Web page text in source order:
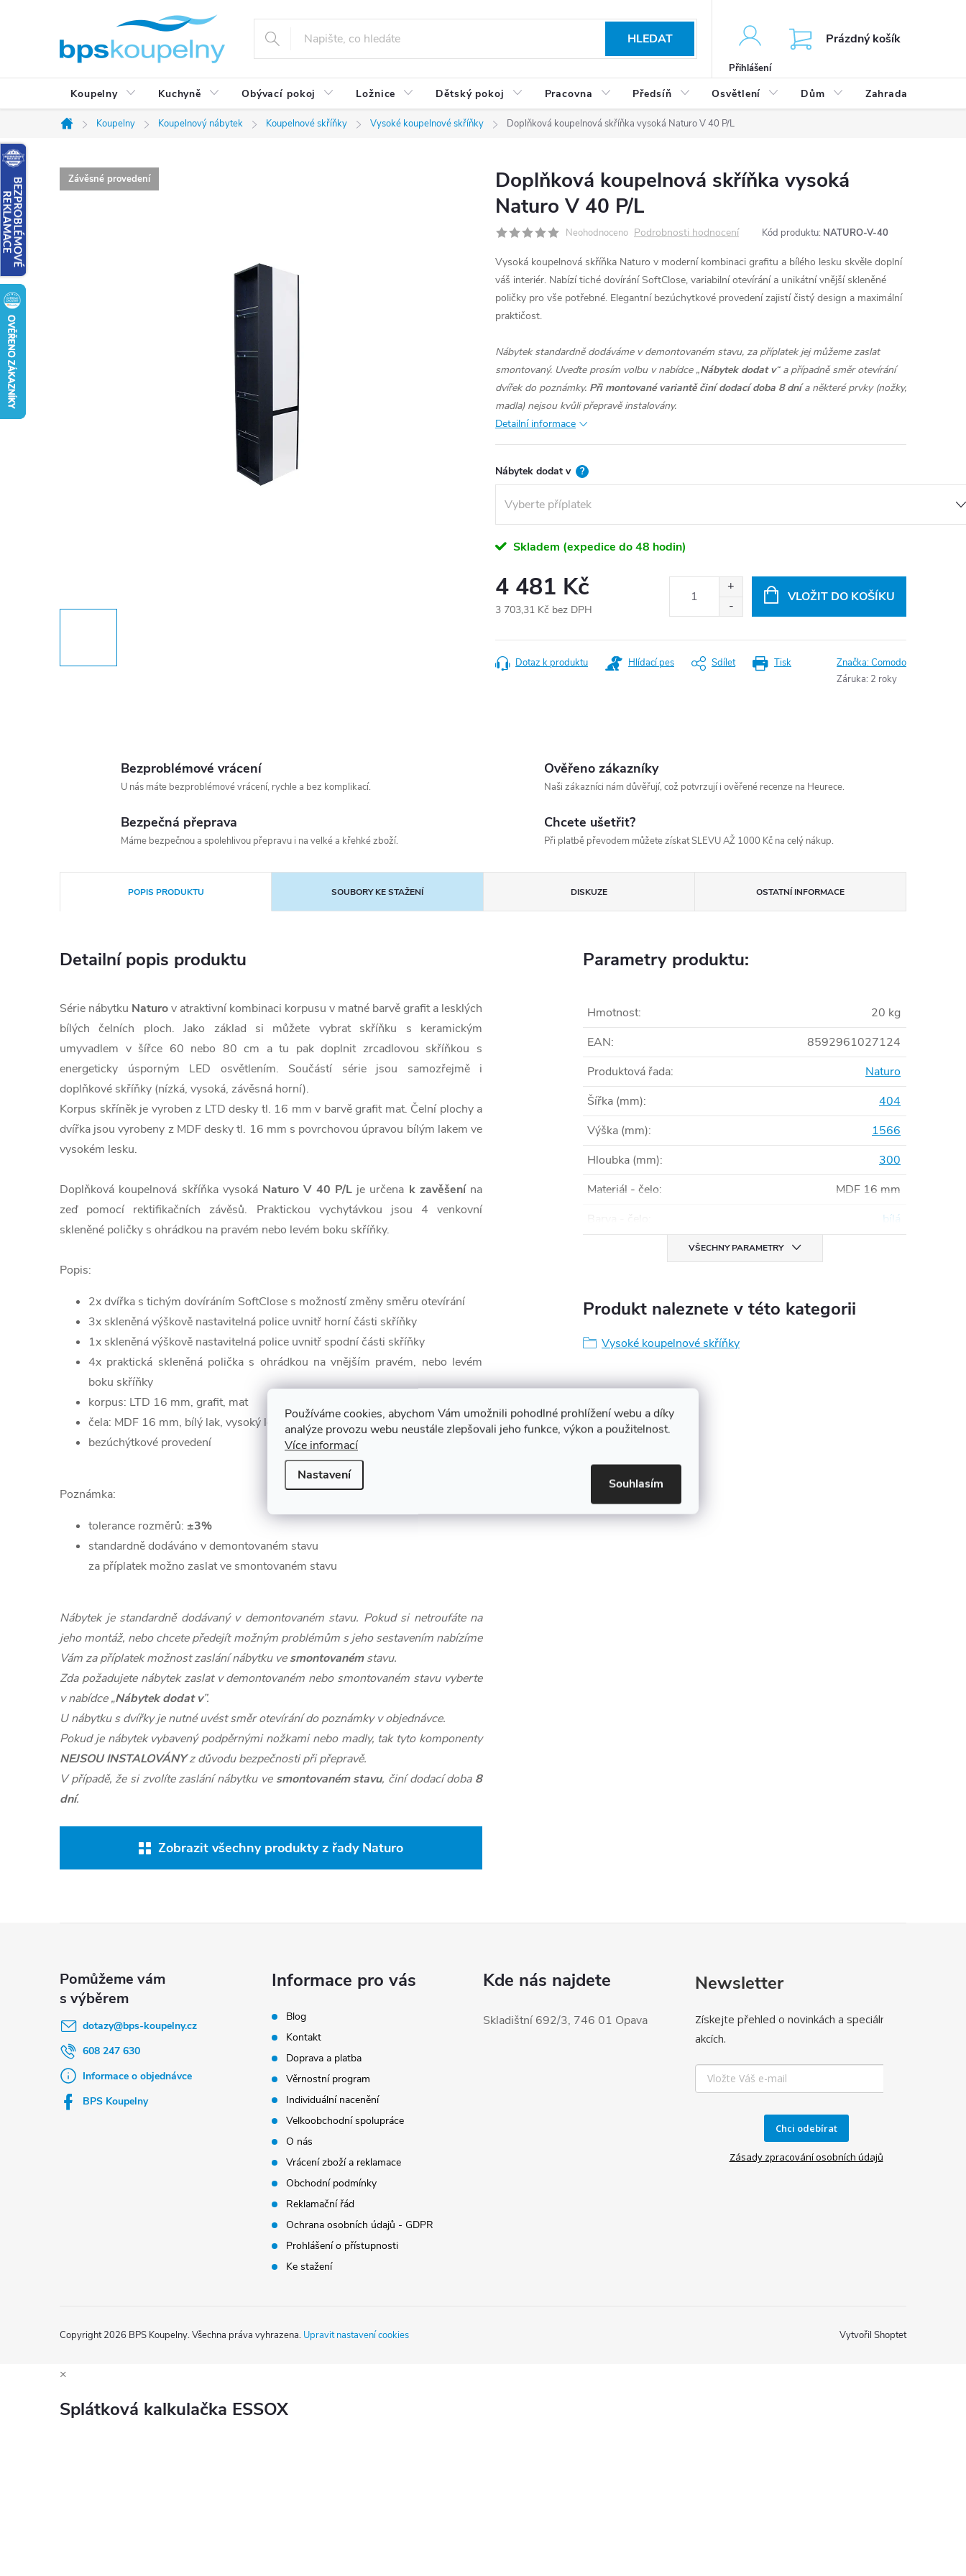
Používáme cookies, abychom Vám umožnili pohodlné prohlížení webu a díky
analýze provozu webu neustále zlepšovali jeho funkce, výkon a použitelnost.
Více informací
Nastavení
Souhlasím
HLEDAT
Přihlášení
Prázdný košík
Koupelny Kuchyně Obývací pokoj Ložnice Dětský pokoj Pracovna Předsíň Osvětlení Dům Zahrada
Domů
Koupelny Koupelnový nábytek Koupelnové skříňky Vysoké koupelnové skříňky Doplňková koupelnová skříňka vysoká Naturo V 40 P/L
Závěsné provedení
Doplňková koupelnová skříňka vysoká
Naturo V 40 P/L
Neohodnoceno Podrobnosti hodnocení Kód produktu: NATURO-V-40
Vysoká koupelnová skříňka Naturo v moderní kombinaci grafitu a bílého lesku skvěle doplní
váš interiér. Nabízí tiché dovírání SoftClose, variabilní otevírání a unikátní vnější skleněné
poličky pro vše potřebné. Elegantní bezúchytkové provedení zajistí čistý design a maximální
praktičost.
Nábytek standardně dodáváme v demontovaném stavu, za příplatek jej můžeme zaslat
smontovaný. Uveďte prosím volbu v nabídce „Nábytek dodat v“ a případně směr otevírání
dvířek do poznámky. Při montované variantě činí dodací doba 8 dnía některé prvky (nožky,
madla) nejsou kvůli přepravě instalovány.
Detailní informace
Nábytek dodat v ?
Skladem (expedice do 48 hodin)
4 481 Kč
3 703,31 Kč bez DPH
cena:
VLOŽIT DO KOŠÍKU
Tisk
Dotaz k produktu Hlídací pes Sdílet Značka:Comodo
Záruka: 2 roky
Bezproblémové vrácení
U nás máte bezproblémové vrácení, rychle a bez komplikací.
Ověřeno zákazníky
Naši zákazníci nám důvěřují, což potvrzují i ověřené recenze na Heurece.
Bezpečná přeprava
Máme bezpečnou a spolehlivou přepravu i na velké a křehké zboží.
Chcete ušetřit?
Při platbě převodem můžete získat SLEVU AŽ 1000 Kč na celý nákup.
POPIS PRODUKTU SOUBORY KE STAŽENÍ DISKUZE OSTATNÍ INFORMACE
Detailní popis produktu
Série nábytku Naturov atraktivní kombinaci korpusu v matné barvě grafit a lesklých
bílých čelních ploch. Jako základ si můžete vybrat skříňku s keramickým
umyvadlem v šířce 60 nebo 80 cm a tu pak doplnit zrcadlovou skříňkou s
energeticky úsporným LED osvětlením. Součástí série jsou samozřejmě i
doplňkové skříňky (nízká, vysoká, závěsná horní).
Korpus skříněk je vyroben z LTD desky tl. 16 mm v barvě grafit mat. Čelní plochy a
dvířka jsou vyrobeny z MDF desky tl. 16 mm s povrchovou úpravou bílým lakem ve
vysokém lesku.
Doplňková koupelnová skříňka vysoká Naturo V 40 P/Lje určena k zavěšenína
zeď pomocí rektifikačních závěsů. Praktickou vychytávkou jsou 4 venkovní
skleněné poličky s ohrádkou na pravém nebo levém boku skříňky.
Popis:
2x dvířka s tichým dovíráním SoftClose s možností změny směru otevírání
3x skleněná výškově nastavitelná police uvnitř horní části skříňky
1x skleněná výškově nastavitelná police uvnitř spodní části skříňky
4x praktická skleněná polička s ohrádkou na vnějším pravém, nebo levém
boku skříňky
korpus: LTD 16 mm, grafit, mat
čela: MDF 16 mm, bílý lak, vysoký lesk
bezúchýtkové provedení
Poznámka:
tolerance rozměrů: ±3%
standardně dodáváno v demontovaném stavu
za příplatek možno zaslat ve smontovaném stavu
Nábytek je standardně dodávaný v demontovaném stavu. Pokud si netroufáte na
jeho montáž, nebo chcete předejít možným problémům s jeho sestavením nabízíme
Vám za příplatek možnost zaslání nábytku vesmontovanémstavu.
Zda požadujete nábytek zaslat v demontovaném nebo smontovaném stavu vyberte
v nabídce „Nábytek dodat v”.
U nábytku s dvířky je nutné uvést směr otevírání do poznámky v objednávce.
Pokud je nábytek vybavený podpěrnými nožkami nebo madly, tak tyto komponenty
NEJSOU INSTALOVÁNYz důvodu bezpečnosti při přepravě.
V případě, že si zvolíte zaslání nábytku ve smontovaném stavu, činí dodací doba 8
dní.
Zobrazit všechny produkty z řady Naturo
Parametry produktu:
Hmotnost:
20 kg
EAN:
8592961027124
Produktová řada:
Naturo
Šířka (mm):
404
Výška (mm):
1566
Hloubka (mm):
300
Materiál - čelo:
MDF 16 mm
bílá
VŠECHNY PARAMETRY
Produkt naleznete v této kategorii
Vysoké koupelnové skříňky
dotazy@bps-koupelny.cz
608 247 630
Informace o objednávce
BPS Koupelny
Informace pro vás
Blog
Kontakt
Doprava a platba
Věrnostní program
Individuální nacenění
Velkoobchodní spolupráce
O nás
Vrácení zboží a reklamace
Obchodní podmínky
Reklamační řád
Ochrana osobních údajů - GDPR
Prohlášení o přístupnosti
Ke stažení
Kde nás najdete
Skladištní 692/3, 746 01 Opava
Newsletter
Získejte přehled o novinkách a speciálních
akcích.
Chci odebírat
Zásady zpracování osobních údajů
Vytvořil Shoptet
Copyright 2026 BPS Koupelny. Všechna práva vyhrazena. Upravit nastavení cookies
×
Splátková kalkulačka ESSOX